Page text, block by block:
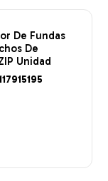
De Fundas
De
Unidad